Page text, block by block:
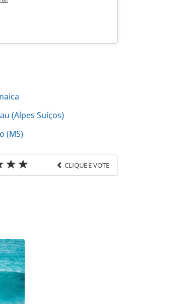
(Alpes Suíços)
(MS)
CLIQUE E VOTE
08/bwt-operadora-promove-
oferecidas na página.
pela legislação
sem autorização da